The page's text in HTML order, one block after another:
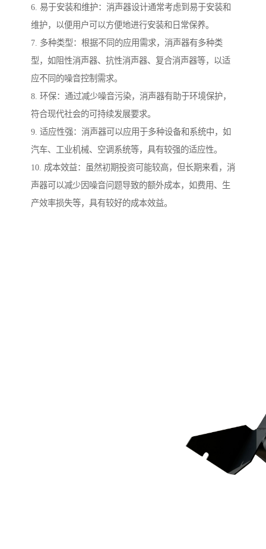
6. 易于安装和维护：消声器设计通常考虑到易于安装和
维护，以便用户可以方便地进行安装和日常保养。
7. 多种类型：根据不同的应用需求，消声器有多种类
型，如阻性消声器、抗性消声器、复合消声器等，以适
应不同的噪音控制需求。
8. 环保：通过减少噪音污染，消声器有助于环境保护，
符合现代社会的可持续发展要求。
9. 适应性强：消声器可以应用于多种设备和系统中，如
汽车、工业机械、空调系统等，具有较强的适应性。
10. 成本效益：虽然初期投资可能较高，但长期来看，消
声器可以减少因噪音问题导致的额外成本，如费用、生
产效率损失等，具有较好的成本效益。